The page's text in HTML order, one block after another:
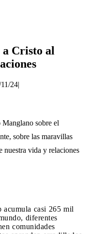
Cristo al
24|
Manglano sobre el
sobre las maravillas
nuestra vida y relaciones
casi 265 mil
diferentes
comunidades